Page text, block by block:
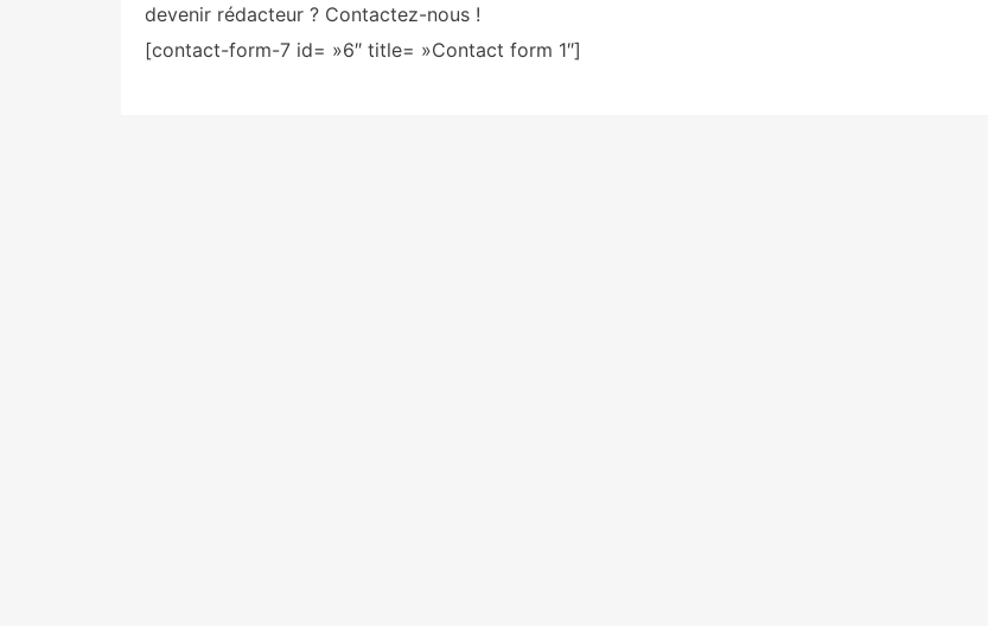
devenir rédacteur ? Contactez-nous !
[contact-form-7 id= »6″ title= »Contact form 1″]